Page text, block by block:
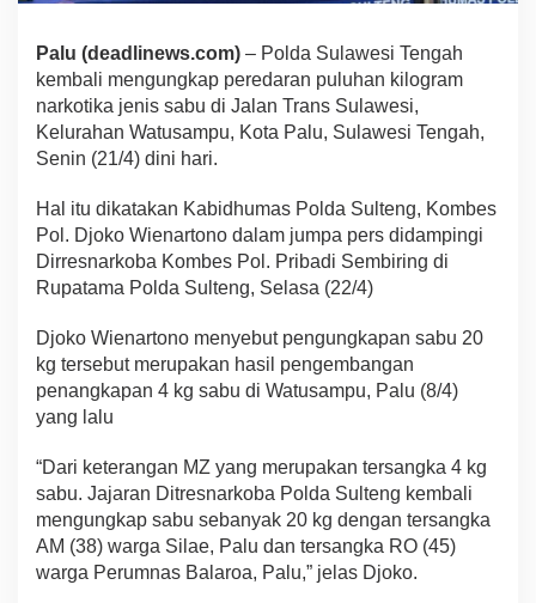
Palu (deadlinews.com) – Polda Sulawesi Tengah
kembali mengungkap peredaran puluhan kilogram
narkotika jenis sabu di Jalan Trans Sulawesi,
Kelurahan Watusampu, Kota Palu, Sulawesi Tengah,
Senin (21/4) dini hari.
Hal itu dikatakan Kabidhumas Polda Sulteng, Kombes
Pol. Djoko Wienartono dalam jumpa pers didampingi
Dirresnarkoba Kombes Pol. Pribadi Sembiring di
Rupatama Polda Sulteng, Selasa (22/4)
Djoko Wienartono menyebut pengungkapan sabu 20
kg tersebut merupakan hasil pengembangan
penangkapan 4 kg sabu di Watusampu, Palu (8/4)
yang lalu
“Dari keterangan MZ yang merupakan tersangka 4 kg
sabu. Jajaran Ditresnarkoba Polda Sulteng kembali
mengungkap sabu sebanyak 20 kg dengan tersangka
AM (38) warga Silae, Palu dan tersangka RO (45)
warga Perumnas Balaroa, Palu,” jelas Djoko.